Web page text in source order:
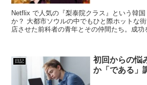
Netflix で人気の『梨泰院クラス』という韓
か？ 大都市ソウルの中でもひと際ホットな街で、小さな飲み屋を開
店させた前科者の青年とその仲間たち。成功
日記
初回からの悩
か「である」